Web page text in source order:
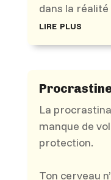
dans la réalité
lire plus
La
manque de
protection.
Ton cerveau